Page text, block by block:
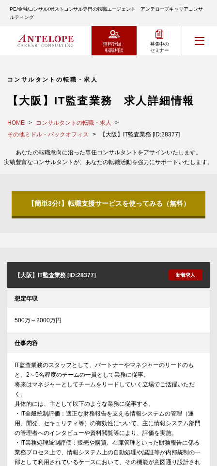
PE/金融/コンサル/ポストコンサル専門の転職エージェント アンテロープキャリアコンサ
ルティング
無料登録・
転職相談
募集中の
セミナー
コンサルタントの転職・求人
【大阪】IT監査業務 求人詳細情報
HOME
コンサルタントの転職・求人
その他ミドル・バックオフィス
【大阪】IT監査業務 [ID:28377]
あなたの転職意向に沿った専任コンサルタントをアサインいたします。
実績豊富なコンサルタントが、あなたの転職活動を強力にサポートいたします。
【簡単3分!】転職支援サービスを使ってみる（無料）
【大阪】IT監査業務 [ID:28377] 新着求人
想定年収
500万～2000万円
仕事内容
IT監査業務のスタッフとして、パートナーやマネジャーのリードのも
と、2～5名程度のチームの一員として業務に従事。
将来はマネジャーとしてチームをリードしていく立場でご活躍いただ
く。
具体的には、主として以下のような業務に従事する。
・IT全般統制評価：適正な財務報告を支える情報システムの管理（運
用、開発、セキュリティ等）の有効性について、主に情報システム部門
の管理者へのインタビューや資料閲覧等により、評価を実施。
・IT業務処理統制評価：販売や購買、在庫管理といった財務報告に係る
業務プロセス上で、情報システム上の自動処理や認証等が内部統制の一
部として利用されているケースにおいて、その機能が意図通り設計され